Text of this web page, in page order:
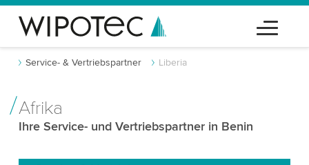
Service- & Vertriebspartner Liberia
Afrika
Ihre Service- und Vertriebspartner in Benin